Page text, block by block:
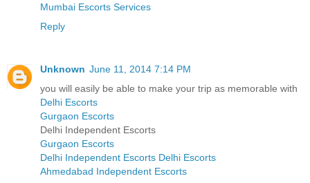
Mumbai Escorts Services
Reply
Unknown June 11, 2014 7:14 PM
you will easily be able to make your trip as memorable with
Delhi Escorts
Gurgaon Escorts
Delhi Independent Escorts
Gurgaon Escorts
Delhi Independent Escorts Delhi Escorts
Ahmedabad Independent Escorts